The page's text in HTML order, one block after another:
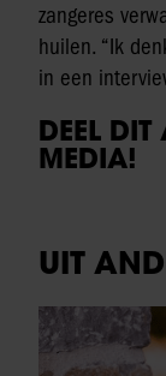
zangeres
huilen. “Ik
in een
DEEL
MEDIA!
UIT